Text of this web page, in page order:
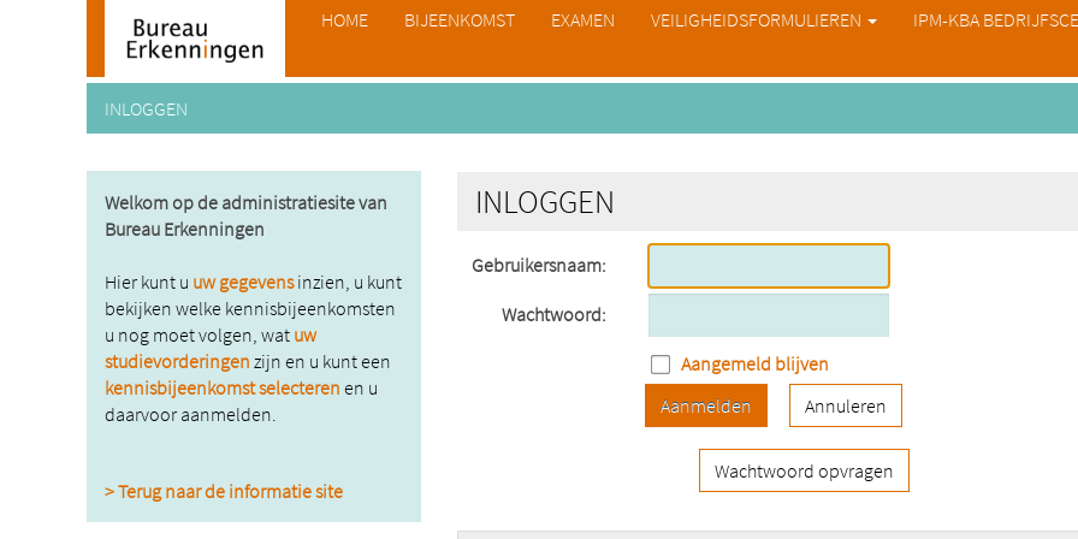
HOME BIJEENKOMST EXAMEN VEILIGHEIDSFORMULIEREN IPM-KBA
INLOGGEN
Welkom op de administratiesite van
Bureau Erkenningen
Hier kunt u uw gegevensinzien, u kunt
bekijken welke kennisbijeenkomsten
u nog moet volgen, wat uw
studievorderingen zijn en u kunt een
kennisbijeenkomst selecteren en u
daarvoor aanmelden.
> Terug naar de informatie site
INLOGGEN
Gebruikersnaam:
Wachtwoord:
Aangemeld blijven
Aanmelden
Annuleren
Wachtwoord opvragen